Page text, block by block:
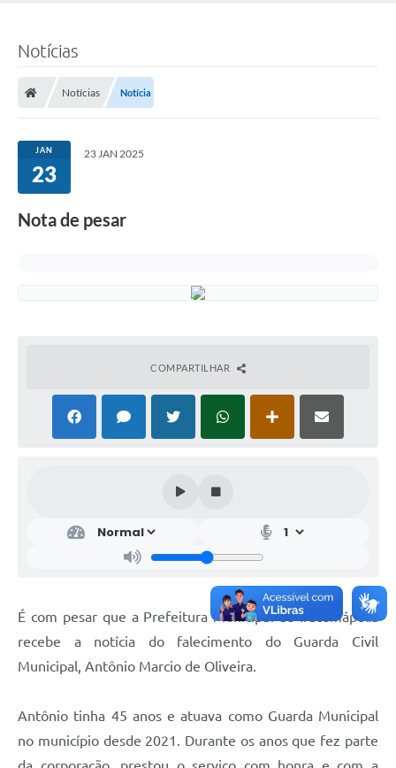
Notícias
Notícias Notícia
JAN
23
23 JAN 2025
Nota de pesar
COMPARTILHAR
É com pesar que a Prefeitura Municipal de Iracemápolis
recebe a notícia do falecimento do Guarda Civil
Municipal, Antônio Marcio de Oliveira.
Antônio tinha 45 anos e atuava como Guarda Municipal
no município desde 2021. Durante os anos que fez parte